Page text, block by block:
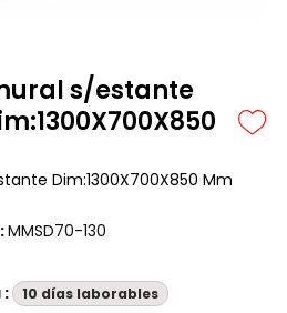
s/estante
Dim:1300X700X850 Mm
MMSD70-130
:
10 días laborables